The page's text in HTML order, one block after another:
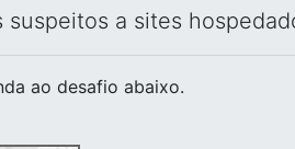
a sites
ao desafio abaixo.